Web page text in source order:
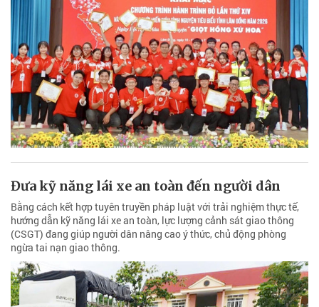
Đưa kỹ năng lái xe an toàn đến người dân
Bằng cách kết hợp tuyên truyền pháp luật với trải nghiệm thực tế,
hướng dẫn kỹ năng lái xe an toàn, lực lượng cảnh sát giao thông
(CSGT) đang giúp người dân nâng cao ý thức, chủ động phòng
ngừa tai nạn giao thông.